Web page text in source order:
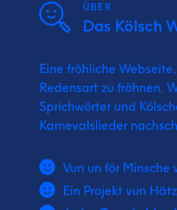
ÜBER
Das Kölsch
Eine fröhliche
Redensart zu fröhnen.
Sprichwörter und
Karnevalslieder
Vun un för Minsche
Ein Projekt vun